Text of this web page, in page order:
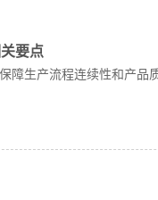
要点
生产流程连续性和产品